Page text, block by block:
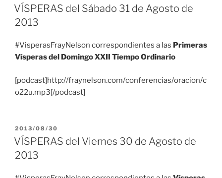
EL
VÍSPERAS del Sábado 31 de Agosto de
2013
#VisperasFrayNelson correspondientes a las Primeras
Vísperas del Domingo XXII Tiempo Ordinario
[podcast]http://fraynelson.com/conferencias/oracion/c
o22u.mp3[/podcast]
PUBLICADO
EL
2013/08/30
VÍSPERAS del Viernes 30 de Agosto de
2013